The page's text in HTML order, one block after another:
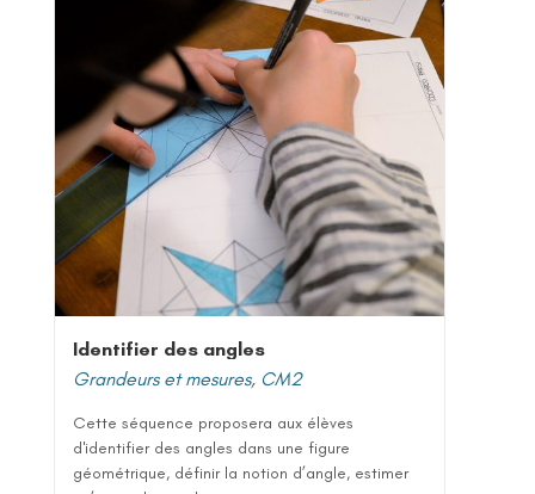
Identifier des angles
Grandeurs et mesures, CM2
Cette séquence proposera aux élèves
d'identifier des angles dans une figure
géométrique, définir la notion d’angle, estimer